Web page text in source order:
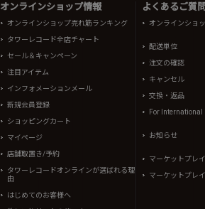
オンラインショップ情報
オンラインショップ売れ筋ランキング
タワーレコード全店チャート
セール＆キャンペーン
注目アイテム
インフォメーションメール
新規会員登録
ショッピングカート
マイページ
店舗取置き/予約
タワーレコードオンラインが選ばれる理
由
はじめてのお客様へ
よくあるご質
オンラインショ
配送単位
注文の確認
キャンセル
交換・返品
For International
お知らせ
マーケットプレ
マーケットプレ